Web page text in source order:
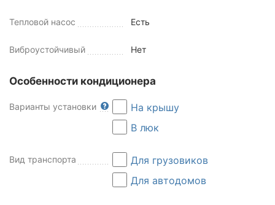
Тепловой насос Есть
Виброустойчивый Нет
Особенности кондиционера
Варианты установки
На крышу
В люк
Вид транспорта
Для грузовиков
Для автодомов